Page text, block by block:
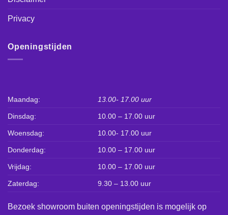
Privacy
Openingstijden
Maandag: 13.00- 17.00 uur
Dinsdag: 10.00 – 17.00 uur
Woensdag: 10.00- 17.00 uur
Donderdag: 10.00 – 17.00 uur
Vrijdag: 10.00 – 17.00 uur
Zaterdag: 9.30 – 13.00 uur
Bezoek showroom buiten openingstijden is mogelijk op